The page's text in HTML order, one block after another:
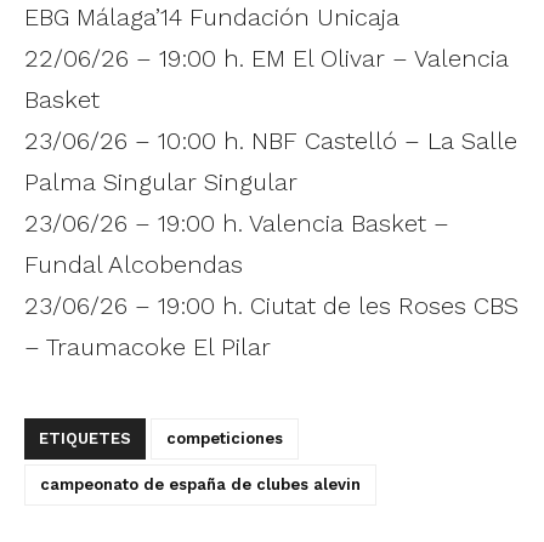
EBG Málaga’14 Fundación Unicaja
22/06/26 – 19:00 h. EM El Olivar – Valencia
Basket
23/06/26 – 10:00 h. NBF Castelló – La Salle
Palma Singular Singular
23/06/26 – 19:00 h. Valencia Basket –
Fundal Alcobendas
23/06/26 – 19:00 h. Ciutat de les Roses CBS
– Traumacoke El Pilar
ETIQUETES competiciones
campeonato de españa de clubes alevin